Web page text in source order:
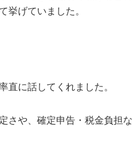
挙げていました。
直に話してくれました。
さや、確定申告・税金負担